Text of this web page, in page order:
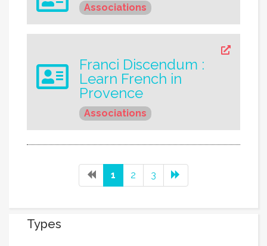
Associations
Franci Discendum :
Learn French in
Provence
Associations
1 2 3
Types